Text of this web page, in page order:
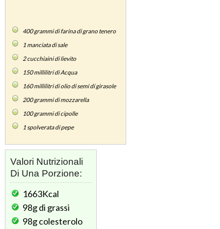
400grammi di farina di grano tenero
1 manciata di sale
2cucchiaini di lievito
150millilitri di Acqua
160millilitri di olio di semi di girasole
200grammi di mozzarella
100grammi di cipolle
1spolverata di pepe
Valori Nutrizionali
Di Una Porzione:
1663Kcal
98gdi grassi
98gcolesterolo